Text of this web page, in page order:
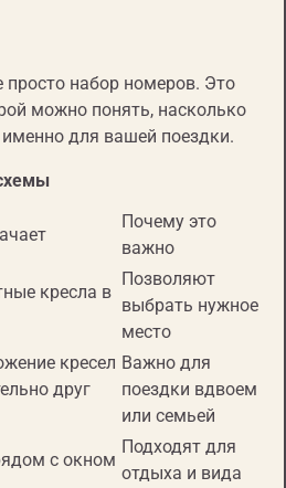
просто набор номеров. Это
можно понять, насколько
для вашей поездки.
Почему это
важно
кресла в
Позволяют
выбрать нужное
место
кресел
друг
Важно для
поездки вдвоем
или семьей
с окном
Подходят для
отдыха и вида